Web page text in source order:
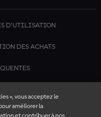
D'UTILISATION
DES ACHATS
», vous acceptez le
améliorer la